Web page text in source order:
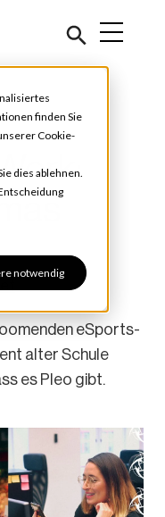
finden Sie
Cookie-
dies ablehnen.
notwendig
eSports-
alter Schule
es Pleo gibt.